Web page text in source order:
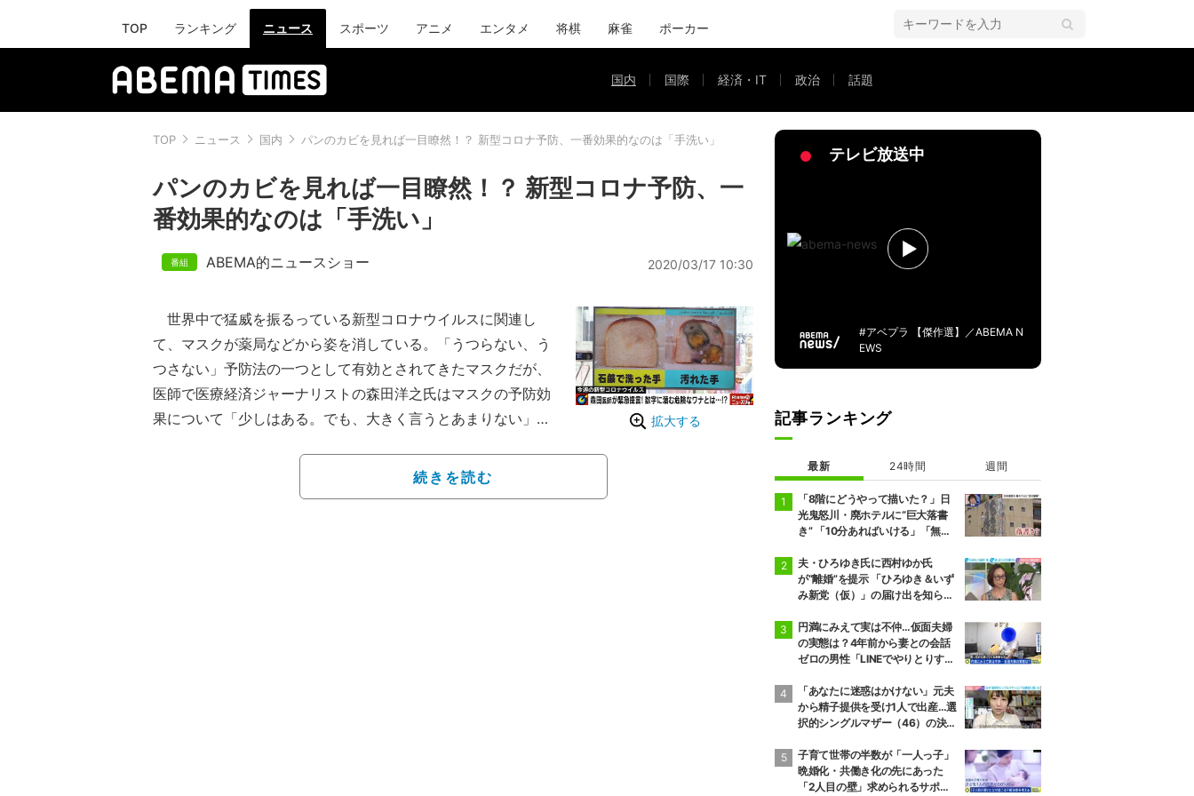
TOP ランキング ニュース スポーツ アニメ エンタメ 将棋 麻雀 ポーカー
国内 国際 経済・IT 政治 話題
TOP ニュース 国内 パンのカビを見れば一目瞭然！？ 新型コロナ予防、一番効果的なのは「手洗い」
パンのカビを見れば一目瞭然！？ 新型コロナ予防、一
番効果的なのは「手洗い」
ABEMA的ニュースショー 2020/03/17 10:30
拡大する
世界中で猛威を振るっている新型コロナウイルスに関連し
て、マスクが薬局などから姿を消している。「うつらない、う
つさない」予防法の一つとして有効とされてきたマスクだが、
医師で医療経済ジャーナリストの森田洋之氏はマスクの予防効
果について「少しはある。でも、大きく言うとあまりない」と
【映像】パンのカビを見れば一目瞭然！？
その理由について森田氏は「一番確率が高いのは接触感染、
続きを読む
テレビ放送中
#アベプラ 【傑作選】／ABEMA N
EWS
記事ランキング
最新 24時間 週間
「8階にどうやって描いた？」日
光鬼怒川・廃ホテルに“巨大落書
き” 「10分あればいける」「無許
ィストらが見解
夫・ひろゆき氏に西村ゆか氏
が“離婚”を提示 「ひろゆき＆いず
み新党（仮）」の届け出を知らさ
態で夫婦を続けるのは無理」
円満にみえて実は不仲…仮面夫婦
の実態は？4年前から妻との会話
ゼロの男性「LINEでやりとりする
娘は寄り付いてこない」
「あなたに迷惑はかけない」元夫
から精子提供を受け1人で出産…選
択的シングルマザー（46）の決断
子育て世帯の半数が「一人っ子」
晩婚化・共働き化の先にあった
「2人目の壁」求められるサポー